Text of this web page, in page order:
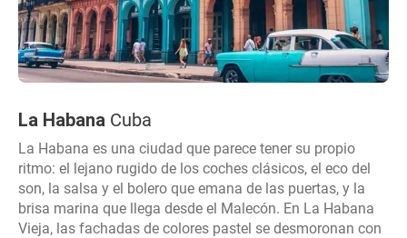
La Habana Cuba
La Habana es una ciudad que parece tener su propio
ritmo: el lejano rugido de los coches clásicos, el eco del
son, la salsa y el bolero que emana de las puertas, y la
brisa marina que llega desde el Malecón. En La Habana
Vieja, las fachadas de colores pastel se desmoronan con